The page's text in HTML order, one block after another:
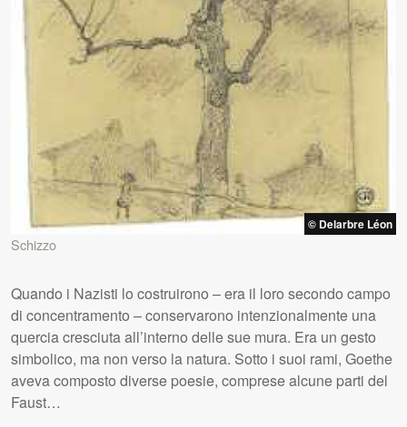
© Delarbre Léon
Schizzo
Quando i Nazisti lo costruirono – era il loro secondo campo
di concentramento – conservarono intenzionalmente una
quercia cresciuta all’interno delle sue mura. Era un gesto
simbolico, ma non verso la natura. Sotto i suoi rami, Goethe
aveva composto diverse poesie, comprese alcune parti del
Faust…